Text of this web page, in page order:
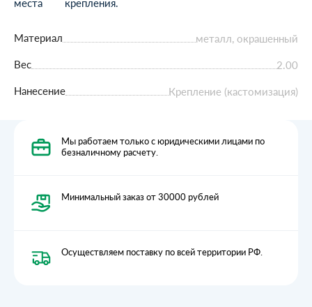
Мы работаем только с юридическими лицами по
безналичному расчету.
Минимальный заказ от 30000 рублей
Осуществляем поставку по всей территории РФ.
Материал
металл, окрашенный
Вес
2.00
Нанесение
Крепление (кастомизация)